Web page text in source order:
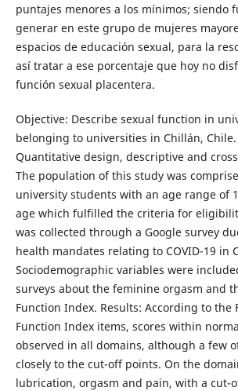
puntajes menores a los mínimos; siendo
generar en este grupo de mujeres
espacios de educación sexual, para la
así tratar a ese porcentaje que hoy no
función sexual placentera.
Objective: Describe sexual function in
belonging to universities in Chillán,
Quantitative design, descriptive and
The population of this study was
university students with an age range of
age which fulfilled the criteria for
was collected through a Google survey
health mandates relating to COVID-19 in
Sociodemographic variables were
surveys about the feminine orgasm and
Function Index. Results: According to the
Function Index items, scores within
observed in all domains, although a few
closely to the cut-off points. On the
lubrication, orgasm and pain, with a cut-